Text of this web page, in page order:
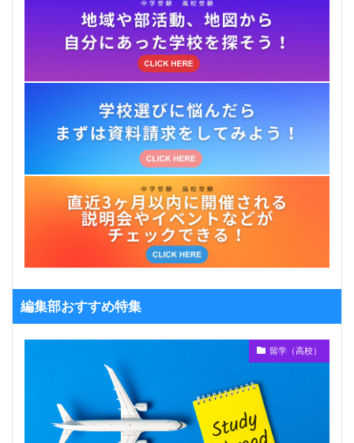
編集部おすすめ特集
留学（高校）